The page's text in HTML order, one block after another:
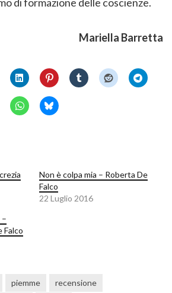
di formazione delle coscienze.
Mariella Barretta
Non è colpa mia – Roberta De
Falco
22 Luglio 2016
Falco
piemme
recensione